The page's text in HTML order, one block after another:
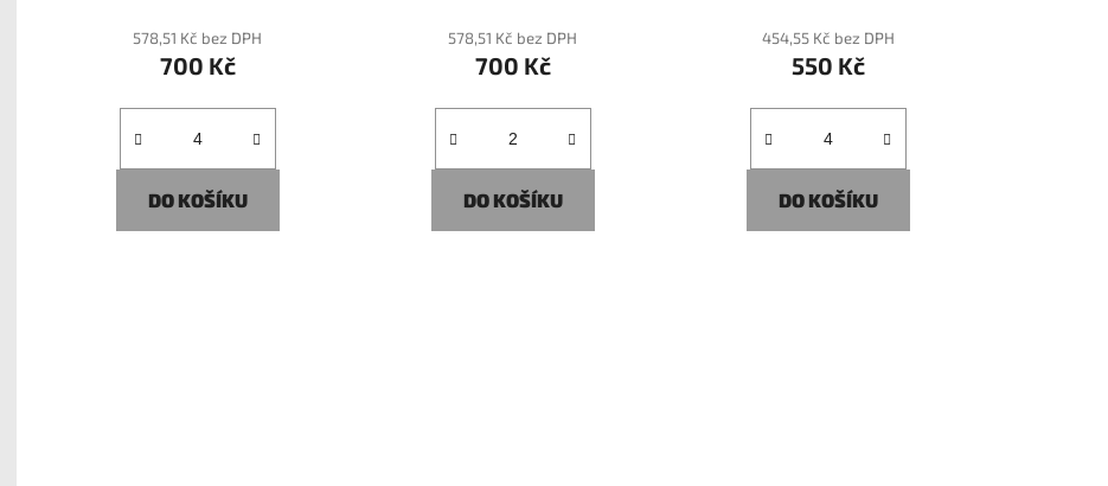
578,51 Kč bez DPH
700 Kč
DO KOŠÍKU
578,51 Kč bez DPH
700 Kč
DO KOŠÍKU
454,55 Kč bez DPH
550 Kč
DO KOŠÍKU